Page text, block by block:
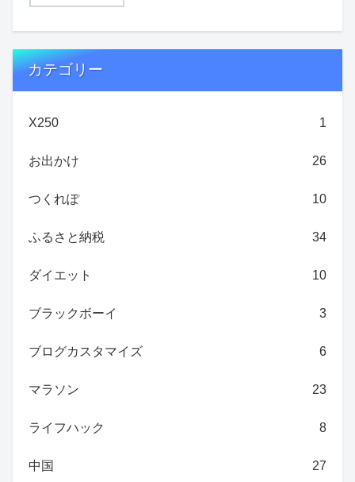
カテゴリー
X250 1
お出かけ 26
つくれぽ 10
ふるさと納税 34
ダイエット 10
ブラックボーイ 3
ブログカスタマイズ 6
マラソン 23
ライフハック 8
中国 27